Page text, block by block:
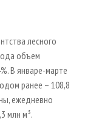
лесного
объем
В январе-марте
ранее – 108,8
ежедневно
млн м³.